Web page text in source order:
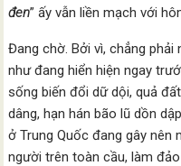
đen” ấy vẫn liền mạch với
Đang chờ. Bởi vì, chẳng
như đang hiển hiện ngay
sống biến đổi dữ dội, quả
dâng, hạn hán bão lũ dồn
ở Trung Quốc đang gây nên
người trên toàn cầu, làm